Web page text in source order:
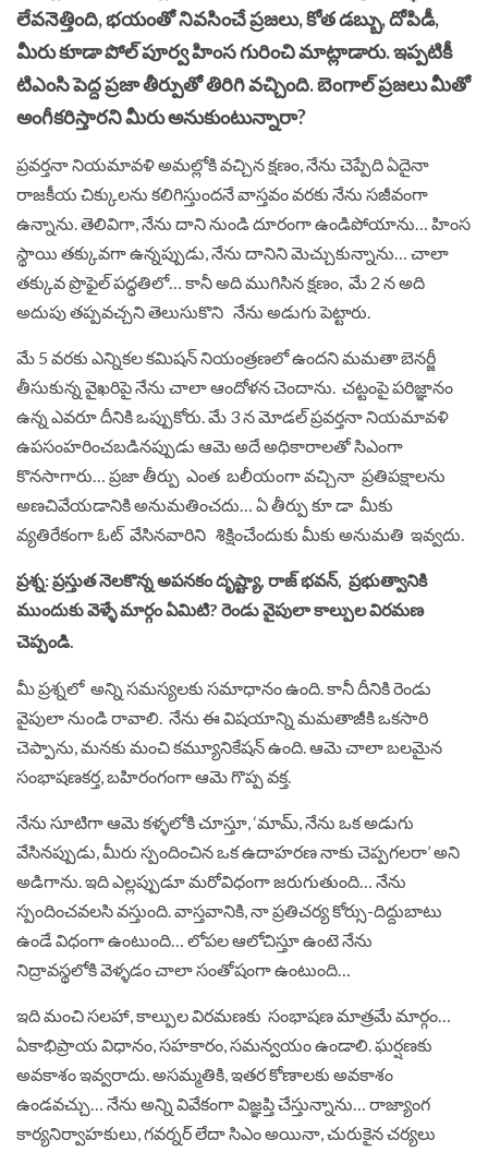
లేవనెత్తింది, భయంతో నివసించే ప్రజలు, కోత డబ్బు, దోపిడీ,
మీరు కూడా పోల్ పూర్వ హింస గురించి మాట్లాడారు. ఇప్పటికీ
టిఎంసి పెద్ద ప్రజా తీర్పుతో తిరిగి వచ్చింది. బెంగాల్ ప్రజలు మీతో
అంగీకరిస్తారని మీరు అనుకుంటున్నారా?
ప్రవర్తనా నియమావళి అమల్లోకి వచ్చిన క్షణం, నేను చెప్పేది ఏదైనా
రాజకీయ చిక్కులను కలిగిస్తుందనే వాస్తవం వరకు నేను సజీవంగా
ఉన్నాను. తెలివిగా, నేను దాని నుండి దూరంగా ఉండిపోయాను… హింస
స్థాయి తక్కువగా ఉన్నప్పుడు, నేను దానిని మెచ్చుకున్నాను… చాలా
తక్కువ ప్రొఫైల్ పద్ధతిలో… కానీ అది ముగిసిన క్షణం, మే 2 న అది
అదుపు తప్పవచ్చని తెలుసుకొని నేను అడుగు పెట్టారు.
మే 5 వరకు ఎన్నికల కమిషన్ నియంత్రణలో ఉందని మమతా బెనర్జీ
తీసుకున్న వైఖరిపై నేను చాలా ఆందోళన చెందాను. చట్టంపై పరిజ్ఞానం
ఉన్న ఎవరూ దీనికి ఒప్పుకోరు. మే 3 న మోడల్ ప్రవర్తనా నియమావళి
ఉపసంహరించబడినప్పుడు ఆమె అదే అధికారాలతో సిఎంగా
కొనసాగారు… ప్రజా తీర్పు ఎంత బలీయంగా వచ్చినా ప్రతిపక్షాలను
అణచివేయడానికి అనుమతించదు… ఏ తీర్పు కూ డా మీకు
వ్యతిరేకంగా ఓట్ వేసినవారిని శిక్షించేందుకు మీకు అనుమతి ఇవ్వదు.
ప్రశ్న: ప్రస్తుత నెలకొన్న అపనకం దృష్ట్యా, రాజ్ భవన్, ప్రభుత్వానికి
ముందుకు వెళ్ళే మార్గం ఏమిటి? రెండు వైపులా కాల్పుల విరమణ
చెప్పండి.
మీ ప్రశ్నలో అన్ని సమస్యలకు సమాధానం ఉంది. కానీ దీనికి రెండు
వైపులా నుండి రావాలి. నేను ఈ విషయాన్ని మమతాజీకి ఒకసారి
చెప్పాను, మనకు మంచి కమ్యూనికేషన్ ఉంది. ఆమె చాలా బలమైన
సంభాషణకర్త, బహిరంగంగా ఆమె గొప్ప వక్త.
నేను సూటిగా ఆమె కళ్ళలోకి చూస్తూ, ‘మామ్, నేను ఒక అడుగు
వేసినప్పుడు, మీరు స్పందించిన ఒక ఉదాహరణ నాకు చెప్పగలరా’ అని
అడిగాను. ఇది ఎల్లప్పుడూ మరోవిధంగా జరుగుతుంది… నేను
స్పందించవలసి వస్తుంది. వాస్తవానికి, నా ప్రతిచర్య కోర్సు-దిద్దుబాటు
ఉండే విధంగా ఉంటుంది… లోపల ఆలోచిస్తూ ఉంటె నేను
నిద్రావస్థలోకి వెళ్ళడం చాలా సంతోషంగా ఉంటుంది…
ఇది మంచి సలహా, కాల్పుల విరమణకు సంభాషణ మాత్రమే మార్గం…
ఏకాభిప్రాయ విధానం, సహకారం, సమన్వయం ఉండాలి. ఘర్షణకు
అవకాశం ఇవ్వరాదు. అసమ్మతికి, ఇతర కోణాలకు అవకాశం
ఉండవచ్చు… నేను అన్ని వివేకంగా విజ్ఞప్తి చేస్తున్నాను… రాజ్యాంగ
కార్యనిర్వాహకులు, గవర్నర్ లేదా సిఎం అయినా, చురుకైన చర్యలు